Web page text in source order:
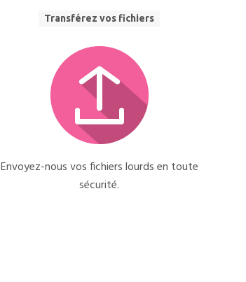
Transférez vos fichiers
Envoyez-nous vos fichiers lourds en toute
sécurité.